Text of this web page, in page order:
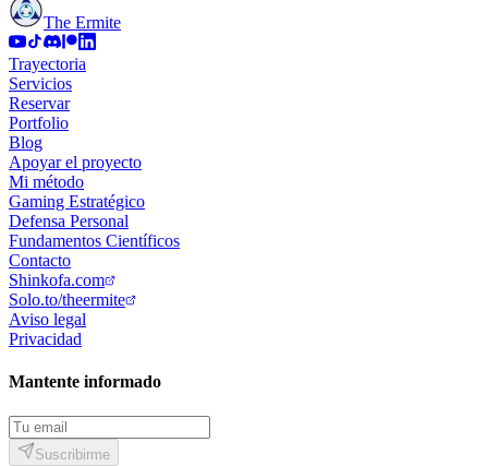
The Ermite
Trayectoria
Servicios
Reservar
Portfolio
Blog
Apoyar el proyecto
Mi método
Gaming Estratégico
Defensa Personal
Fundamentos Científicos
Contacto
Shinkofa.com
Solo.to/theermite
Aviso legal
Privacidad
Mantente informado
Suscribirme